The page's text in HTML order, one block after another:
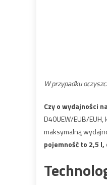
W przypadku
Czy o wydajności
D40UEW/EUB/
maksymalną
pojemność to 2,5